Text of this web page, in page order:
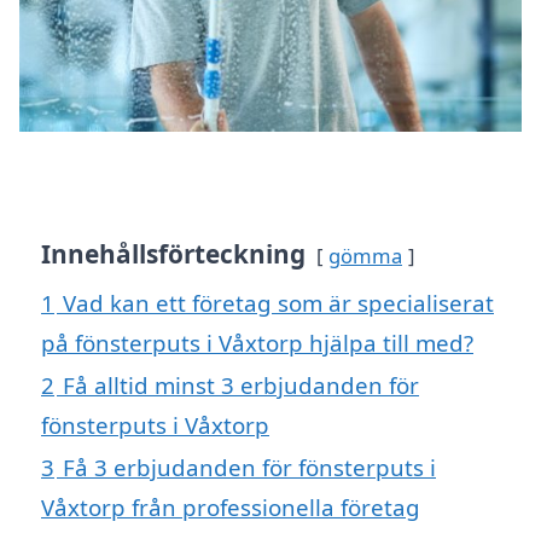
Innehållsförteckning gömma
1 Vad kan ett företag som är specialiserat
på fönsterputs i Våxtorp hjälpa till med?
2 Få alltid minst 3 erbjudanden för
fönsterputs i Våxtorp
3 Få 3 erbjudanden för fönsterputs i
Våxtorp från professionella företag